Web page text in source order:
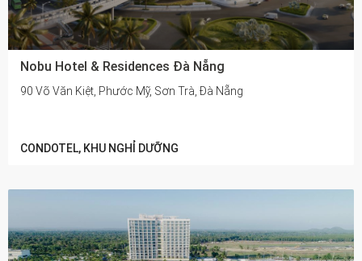
Nobu Hotel & Residences Đà Nẵng
90 Võ Văn Kiệt, Phước Mỹ, Sơn Trà, Đà Nẵng
CONDOTEL, KHU NGHỈ DƯỠNG